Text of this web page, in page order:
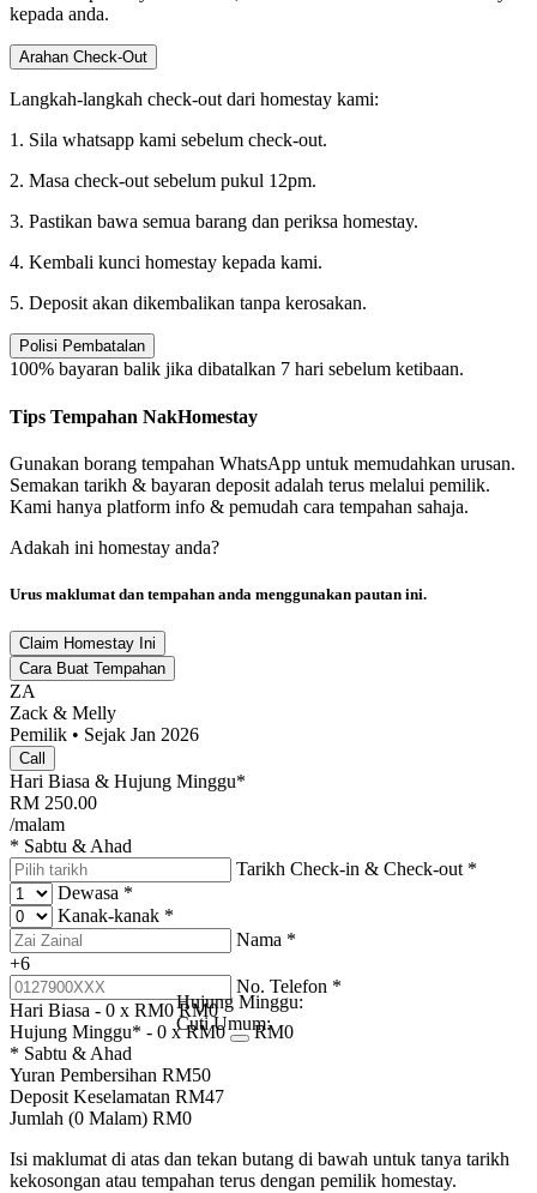
kepada anda.
Arahan Check-Out
Langkah-langkah check-out dari homestay kami:
1. Sila whatsapp kami sebelum check-out.
2. Masa check-out sebelum pukul 12pm.
3. Pastikan bawa semua barang dan periksa homestay.
4. Kembali kunci homestay kepada kami.
5. Deposit akan dikembalikan tanpa kerosakan.
Polisi Pembatalan
100% bayaran balik jika dibatalkan 7 hari sebelum ketibaan.
Tips Tempahan NakHomestay
Gunakan borang tempahan WhatsApp untuk memudahkan urusan.
Semakan tarikh & bayaran deposit adalah terus melalui pemilik.
Kami hanya platform info & pemudah cara tempahan sahaja.
Adakah ini homestay anda?
Urus maklumat dan tempahan anda menggunakan pautan ini.
Claim Homestay Ini
Cara Buat Tempahan
ZA
Zack & Melly
Pemilik • Sejak Jan 2026
Call
Hari Biasa & Hujung Minggu*
RM 250.00
/malam
* Sabtu & Ahad
Tarikh Check-in & Check-out *
Dewasa *
Kanak-kanak *
Nama *
+6
No. Telefon *
Hari Biasa - 0 x RM0 RM0
Hujung Minggu* - 0 x RM0
Hujung Minggu:
Cuti Umum:RM0
* Sabtu & Ahad
Yuran Pembersihan RM50
Deposit Keselamatan RM47
Jumlah (0 Malam) RM0
Isi maklumat di atas dan tekan butang di bawah untuk tanya tarikh
kekosongan atau tempahan terus dengan pemilik homestay.